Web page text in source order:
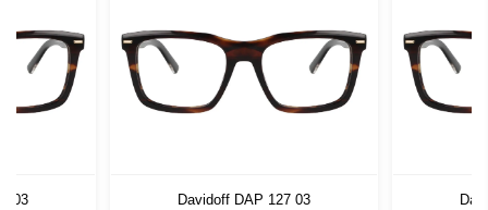
03
Davidoff DAP 127 03